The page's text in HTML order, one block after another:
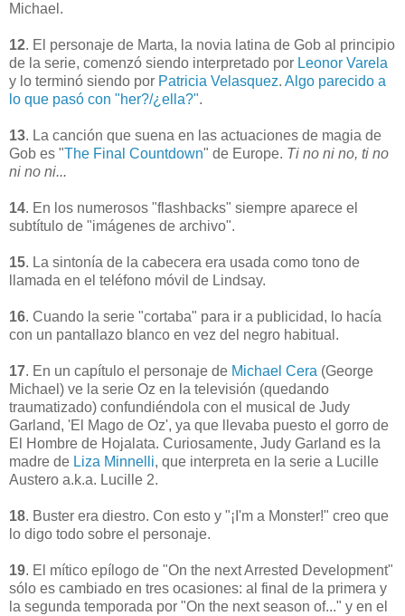
Michael.
12. El personaje de Marta, la novia latina de Gob al principio
de la serie, comenzó siendo interpretado por Leonor Varela
y lo terminó siendo por Patricia Velasquez. Algo parecido a
lo que pasó con "her?/¿ella?".
13. La canción que suena en las actuaciones de magia de
Gob es "The Final Countdown" de Europe. Ti no ni no, ti no
ni no ni...
14. En los numerosos "flashbacks" siempre aparece el
subtítulo de "imágenes de archivo".
15. La sintonía de la cabecera era usada como tono de
llamada en el teléfono móvil de Lindsay.
16. Cuando la serie "cortaba" para ir a publicidad, lo hacía
con un pantallazo blanco en vez del negro habitual.
17. En un capítulo el personaje de Michael Cera (George
Michael) ve la serie Oz en la televisión (quedando
traumatizado) confundiéndola con el musical de Judy
Garland, 'El Mago de Oz', ya que llevaba puesto el gorro de
El Hombre de Hojalata. Curiosamente, Judy Garland es la
madre de Liza Minnelli, que interpreta en la serie a Lucille
Austero a.k.a. Lucille 2.
18. Buster era diestro. Con esto y "¡I'm a Monster!" creo que
lo digo todo sobre el personaje.
19. El mítico epílogo de "On the next Arrested Development"
sólo es cambiado en tres ocasiones: al final de la primera y
la segunda temporada por "On the next season of..." y en el